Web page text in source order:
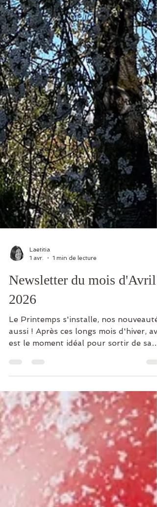
Newsletter du mois d'Avril
2026
Le Printemps s'installe, nos
aussi ! Après ces longs mois d'hiver, avril
proposons ce mois-ci un programme
riche de nouveautés pour vous
accompagner avec douceur dans cette
nouvelle saison